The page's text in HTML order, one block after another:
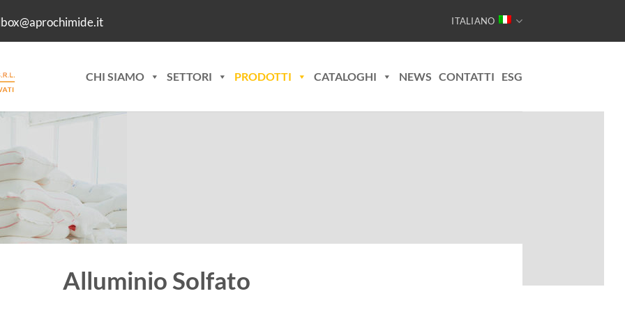
ITALIANO
CHI SIAMO SETTORI PRODOTTI CATALOGHI NEWS CONTATTI ESG
Alluminio Solfato